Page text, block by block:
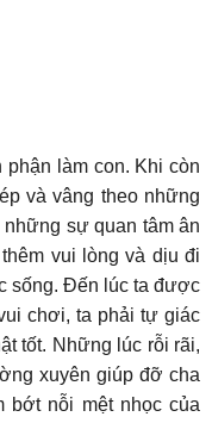
làm con. Khi còn
và vâng theo những
sự quan tâm ân
vui lòng và dịu đi
sống. Đến lúc ta được
chơi, ta phải tự giác
tốt. Những lúc rỗi rãi,
xuyên giúp đỡ cha
bớt nỗi mệt nhọc của